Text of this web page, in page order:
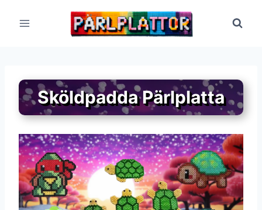
Sköldpadda Pärlplatta